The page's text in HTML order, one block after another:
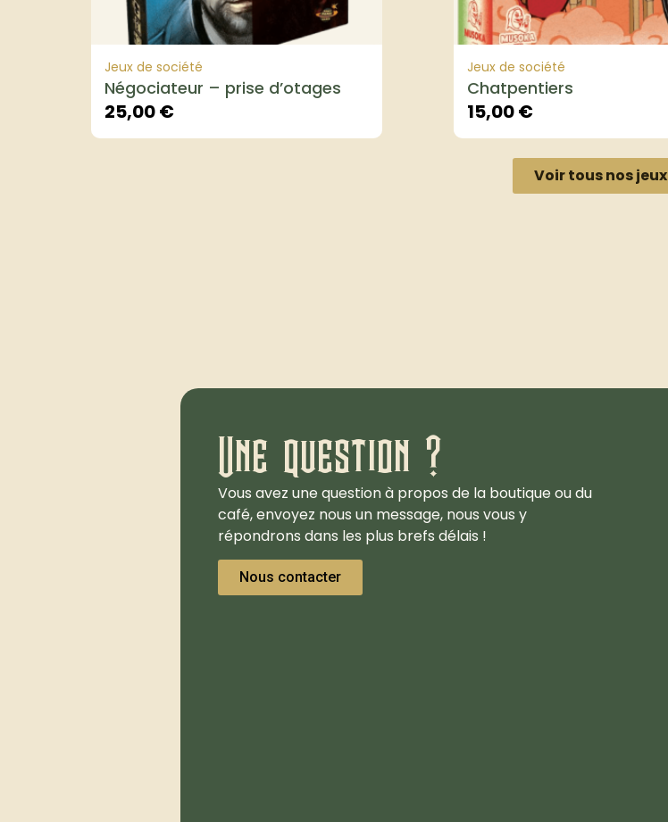
Jeux de société
Négociateur – prise d’otages
25,00€
Jeux de société
Chatpentiers
15,00€
Voir tous nos jeux
Une question ?
Vous avez une question à propos de la boutique ou du
café, envoyez nous un message, nous vous y
répondrons dans les plus brefs délais !
Nous contacter